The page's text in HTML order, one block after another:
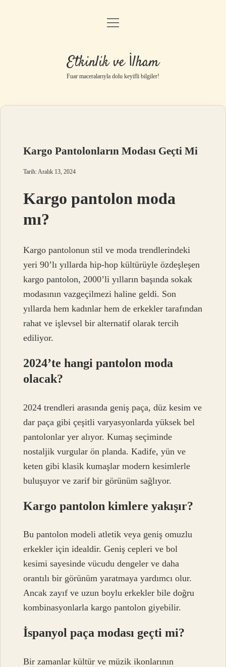
Anasayfa
Gizlilik Politikası
Yasal Uyarı
menüyü
Etkinlik ve İlham
Fuar maceralarıyla dolu keyifli bilgiler!
Kargo Pantolonların Modası Geçti Mi
Tarih: Aralık 13, 2024
Kargo pantolon moda
mı?
Kargo pantolonun stil ve moda trendlerindeki
yeri 90’lı yıllarda hip-hop kültürüyle özdeşleşen
kargo pantolon, 2000’li yılların başında sokak
modasının vazgeçilmezi haline geldi. Son
yıllarda hem kadınlar hem de erkekler tarafından
rahat ve işlevsel bir alternatif olarak tercih
ediliyor.
2024’te hangi pantolon moda
olacak?
2024 trendleri arasında geniş paça, düz kesim ve
dar paça gibi çeşitli varyasyonlarda yüksek bel
pantolonlar yer alıyor. Kumaş seçiminde
nostaljik vurgular ön planda. Kadife, yün ve
keten gibi klasik kumaşlar modern kesimlerle
buluşuyor ve zarif bir görünüm sağlıyor.
Kargo pantolon kimlere yakışır?
Bu pantolon modeli atletik veya geniş omuzlu
erkekler için idealdir. Geniş cepleri ve bol
kesimi sayesinde vücudu dengeler ve daha
orantılı bir görünüm yaratmaya yardımcı olur.
Ancak zayıf ve uzun boylu erkekler bile doğru
kombinasyonlarla kargo pantolon giyebilir.
İspanyol paça modası geçti mi?
Bir zamanlar kültür ve müzik ikonlarının